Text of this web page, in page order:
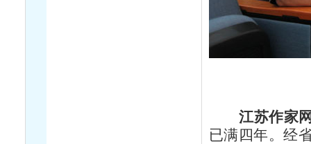
江苏作家
已满四年。经